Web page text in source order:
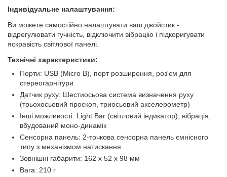
Індивідуальне налаштування:
Ви можете самостійно налаштувати ваш джойстик -
відрегулювати гучність, відключити вібрацію і підкоригувати
яскравість світлової панелі.
Технічні характеристики:
Порти: USB (Micro B), порт розширення, роз'єм для
стереогарнітури
Датчик руху: Шестиосьова система визначення руху
(трьохосьовий гіроскоп, триосьовий акселерометр)
Інші можливості: Light Bar (світловий індикатор), вібрація,
вбудований моно-динамік
Сенсорна панель: 2-точкова сенсорна панель ємнісного
типу з механізмом натискання
Зовнішні габарити: 162 x 52 x 98 мм
Вага: 210 г